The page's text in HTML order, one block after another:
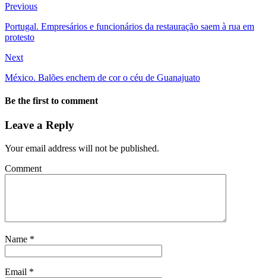
Previous
Portugal. Empresários e funcionários da restauração saem à rua em
protesto
Next
México. Balões enchem de cor o céu de Guanajuato
Be the first to comment
Leave a Reply
Your email address will not be published.
Comment
Name *
Email *